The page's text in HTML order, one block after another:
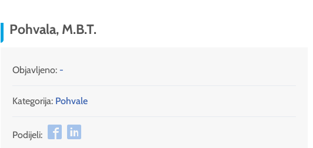
Pohvala, M.B.T.
Objavljeno: -
Kategorija: Pohvale
Podijeli: